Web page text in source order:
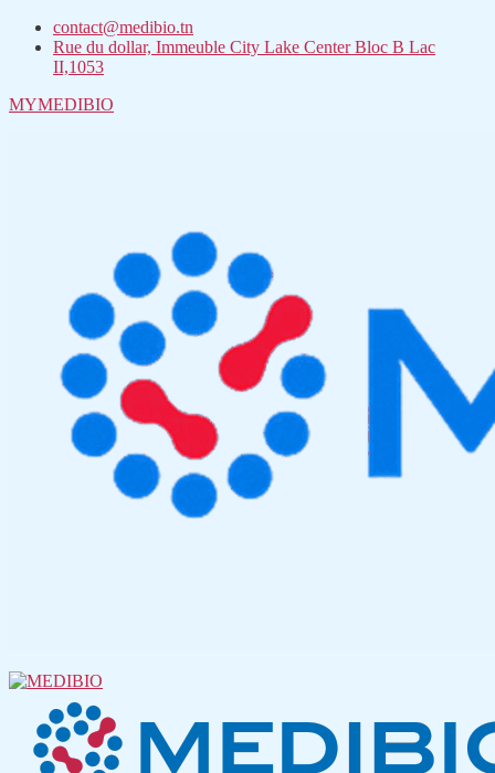
contact@medibio.tn
Rue du dollar, Immeuble City Lake Center Bloc B Lac
II,1053
MYMEDIBIO